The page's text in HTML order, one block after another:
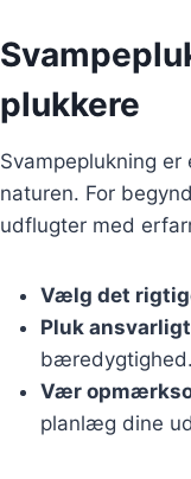
plukkere
Svampeplukning
naturen. For
udflugter med
Vælg det
Pluk ansvarligt
bæredygtighed.
Vær
planlæg dine